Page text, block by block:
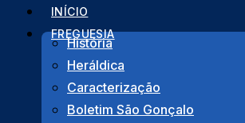
Pular
para
INÍCIO
FREGUESIA
História
Heráldica
Caracterização
Boletim São Gonçalo
Início>Events>